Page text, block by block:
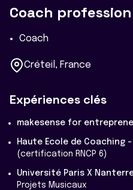
Coach
Coach
Créteil, France
Expériences clés
makesense for
Haute Ecole de Coaching -
(certification RNCP 6)
Université Paris X
Projets Musicaux